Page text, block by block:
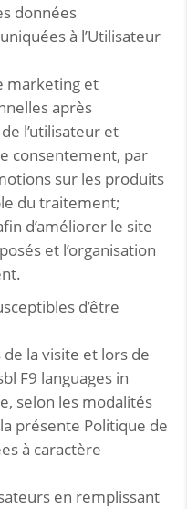
données
à l’Utilisateur
marketing et
après
l’utilisateur et
consentement, par
sur les produits
du traitement;
d’améliorer le site
et l’organisation
d’être
de la visite et lors de
F9 languages in
selon les modalités
présente Politique de
à caractère
en remplissant